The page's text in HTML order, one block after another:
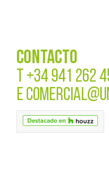
CONTACTO
T +34 941 262
E